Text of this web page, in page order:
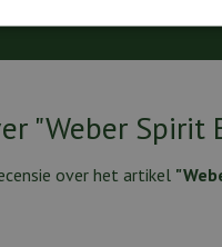
"Weber Spirit
over het artikel